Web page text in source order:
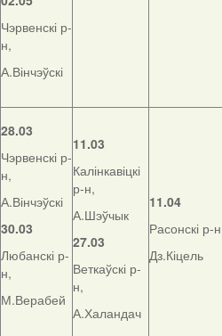
Чэрвенскі р-
н,
А.Вінчэўскі
28.03
Чэрвенскі р-
н,
А.Вінчэўскі
30.03
Любанскі р-
н,
М.Верабей
11.03
Калінкавіцкі
р-н,
А.Шэўчык
27.03
Веткаўскі р-
н,
А.Халандач
11.04
Расонскі р-
Дз.Кіцель